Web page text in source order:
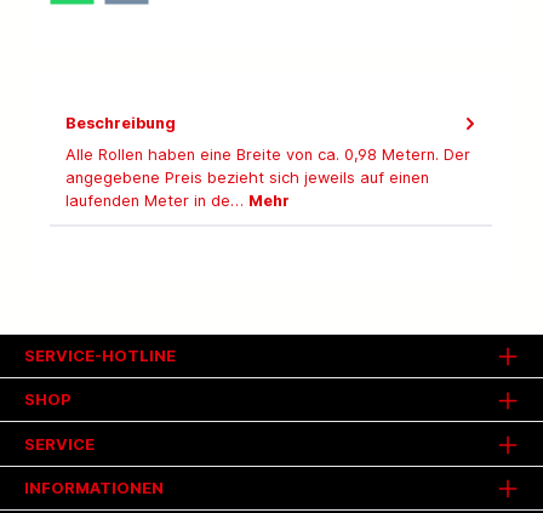
Beschreibung
Alle Rollen haben eine Breite von ca. 0,98 Metern. Der
angegebene Preis bezieht sich jeweils auf einen
laufenden Meter in de… Mehr
SHOP
SERVICE
INFORMATIONEN
SERVICE-HOTLINE